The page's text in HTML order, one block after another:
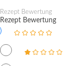
Rezept Bewertung
Rezept Bewertung